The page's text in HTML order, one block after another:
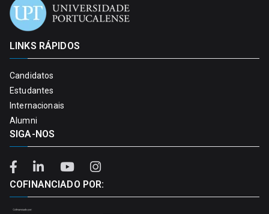
LINKS RÁPIDOS
Candidatos
Estudantes
Internacionais
Alumni
SIGA-NOS
COFINANCIADO POR: